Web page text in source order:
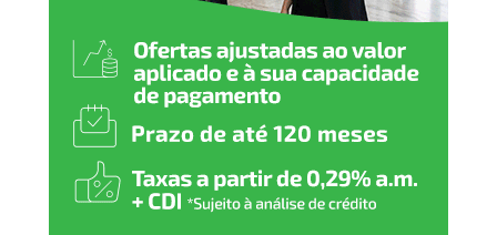
Pneumocócica (1ª dose)
Rotavírus (1ª dose)
3 meses
Meningocócica C (1ª dose)
4 meses: